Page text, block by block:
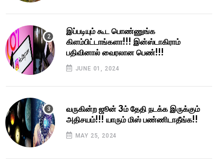
இப்படியும் கூட பொண்ணுங்க
கிளம்பிட்டாங்களா!!! இன்ஸ்டாகிராம்
பதிவினால் வைரலான பெண்!!!
JUNE 01, 2024
வருகின்ற ஜூன் 3ம் தேதி நடக்க இருக்கும்
அதிசயம்!!! யாரும் மிஸ் பண்ணிடாதீங்க!!
MAY 25, 2024